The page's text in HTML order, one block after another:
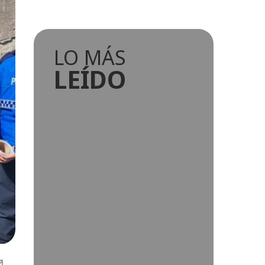
LO MÁS
LEÍDO